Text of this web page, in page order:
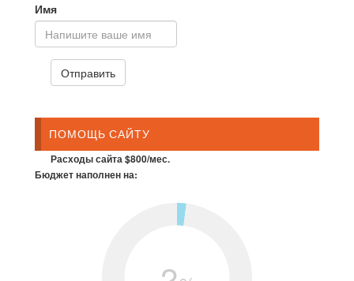
Имя
ПОМОЩЬ САЙТУ
Расходы сайта $800/мес.
Бюджет наполнен на: